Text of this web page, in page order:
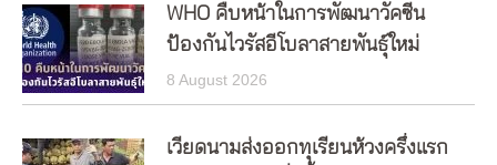
WHO คืบหน้าในการพัฒนาวัคซีน
ป้องกันไวรัสอีโบลาสายพันธุ์ใหม่
8 August 2026
เวียดนามส่งออกทุเรียนห้วงครึ่งแรก